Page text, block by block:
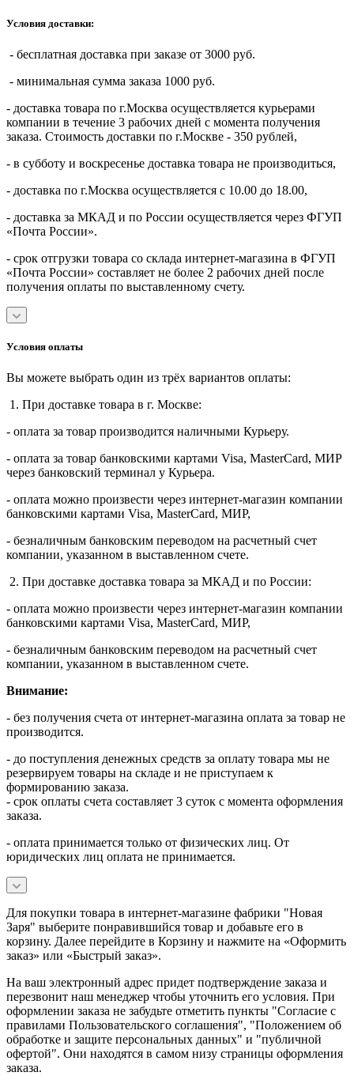
Условия доставки:
- бесплатная доставка при заказе от 3000 руб.
- минимальная сумма заказа 1000 руб.
- доставка товара по г.Москва осуществляется курьерами
компании в течение 3 рабочих дней с момента получения
заказа. Стоимость доставки по г.Москве - 350 рублей,
- в субботу и воскресенье доставка товара не производиться,
- доставка по г.Москва осуществляется с 10.00 до 18.00,
- доставка за МКАД и по России осуществляется через ФГУП
«Почта России».
- срок отгрузки товара со склада интернет-магазина в ФГУП
«Почта России» составляет не более 2 рабочих дней после
получения оплаты по выставленному счету.
Условия оплаты
Вы можете выбрать один из трёх вариантов оплаты:
1. При доставке товара в г. Москве:
- оплата за товар производится наличными Курьеру.
- оплата за товар банковскими картами Visa, MasterСard, МИР
через банковский терминал у Курьера.
- оплата можно произвести через интернет-магазин компании
банковскими картами Visa, MasterСard, МИР,
- безналичным банковским переводом на расчетный счет
компании, указанном в выставленном счете.
2. При доставке доставка товара за МКАД и по России:
- оплата можно произвести через интернет-магазин компании
банковскими картами Visa, MasterСard, МИР,
- безналичным банковским переводом на расчетный счет
компании, указанном в выставленном счете.
Внимание:
- без получения счета от интернет-магазина оплата за товар не
производится.
- до поступления денежных средств за оплату товара мы не
резервируем товары на складе и не приступаем к
формированию заказа.
- срок оплаты счета составляет 3 суток с момента оформления
заказа.
- оплата принимается только от физических лиц. От
юридических лиц оплата не принимается.
Для покупки товара в интернет-магазине фабрики "Новая
Заря" выберите понравившийся товар и добавьте его в
корзину. Далее перейдите в Корзину и нажмите на «Оформить
заказ» или «Быстрый заказ».
На ваш электронный адрес придет подтверждение заказа и
перезвонит наш менеджер чтобы уточнить его условия. При
оформлении заказа не забудьте отметить пункты "Согласие с
правилами Пользовательского соглашения", "Положением об
обработке и защите персональных данных" и "публичной
офертой". Они находятся в самом низу страницы оформления
заказа.